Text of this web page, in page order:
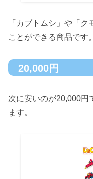
「カブトムシ」や「
ことができる商品です。
20,000円
次に安いのが20,000円
ます。